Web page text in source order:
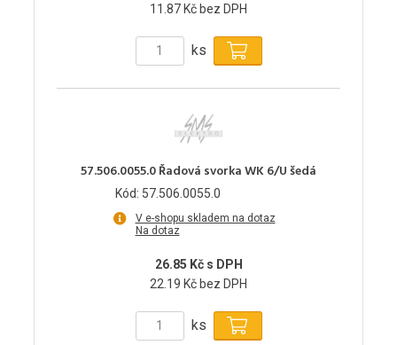
11.87 Kč bez DPH
ks
57.506.0055.0 Řadová svorka WK 6/U šedá
Kód: 57.506.0055.0
V e-shopu skladem na dotaz
Na dotaz
26.85 Kč s DPH
22.19 Kč bez DPH
ks